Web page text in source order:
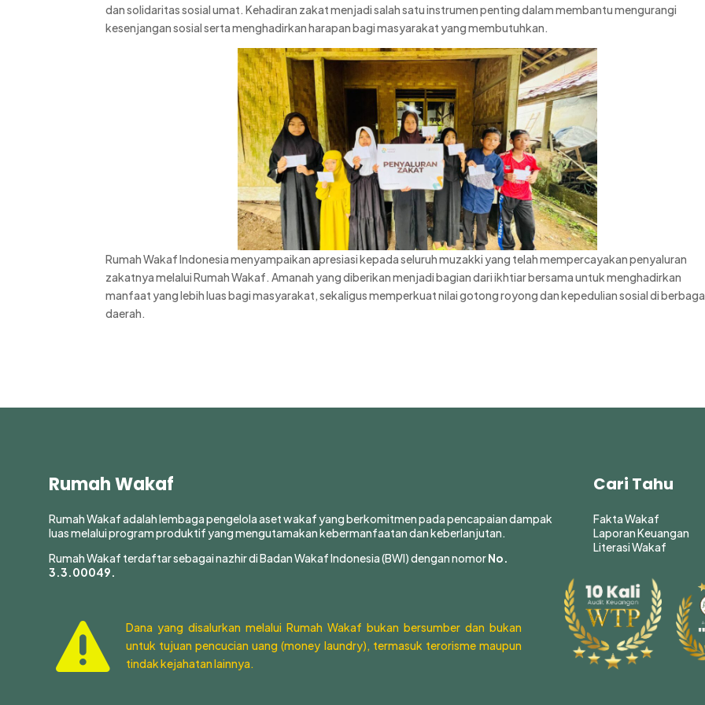
dan solidaritas sosial umat. Kehadiran zakat menjadi salah satu instrumen penting dalam membantu mengurangi
kesenjangan sosial serta menghadirkan harapan bagi masyarakat yang membutuhkan.
Rumah Wakaf Indonesia menyampaikan apresiasi kepada seluruh muzakki yang telah mempercayakan penyaluran
zakatnya melalui Rumah Wakaf. Amanah yang diberikan menjadi bagian dari ikhtiar bersama untuk menghadirkan
manfaat yang lebih luas bagi masyarakat, sekaligus memperkuat nilai gotong royong dan kepedulian sosial di
daerah.
Rumah Wakaf
Rumah Wakaf adalah lembaga pengelola aset wakaf yang berkomitmen pada pencapaian dampak
luas melalui program produktif yang mengutamakan kebermanfaatan dan keberlanjutan.
Rumah Wakaf terdaftar sebagai nazhir di Badan Wakaf Indonesia (BWI) dengan nomorNo.
3.3.00049.

Dana yang disalurkan melalui Rumah Wakaf bukan bersumber dan bukan
untuk tujuan pencucian uang (money laundry), termasuk terorisme maupun
tindak kejahatan lainnya.
Cari Tahu
Fakta Wakaf
Laporan Keuangan
Literasi Wakaf